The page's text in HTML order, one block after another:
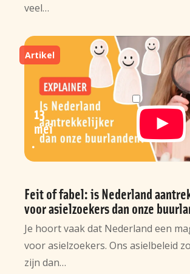
veel…
Feit of fabel: is Nederland
voor asielzoekers dan onze
Artikel
13
mei
Je hoort vaak dat Nederland een
voor asielzoekers. Ons asielbeleid
zijn dan…